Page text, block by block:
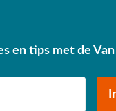
en tips met de